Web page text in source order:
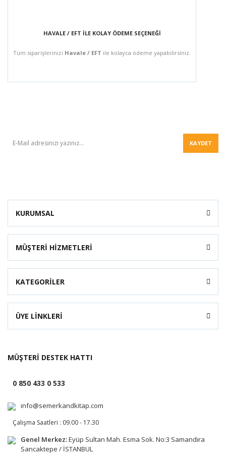
HAVALE / EFT İLE KOLAY ÖDEME SEÇENEĞİ
Tüm siparişlerinizi Havale / EFT ile kolayca ödeme yapabilirsiniz.
KAYDET
KURUMSAL
MÜŞTERİ HİZMETLERİ
KATEGORİLER
ÜYE LİNKLERİ
MÜŞTERİ DESTEK HATTI
0 850 433 0 533
info@semerkandkitap.com
Çalışma Saatleri : 09.00 - 17.30
Genel Merkez:Eyüp Sultan Mah. Esma Sok. No:3 Samandıra
Sancaktepe / İSTANBUL